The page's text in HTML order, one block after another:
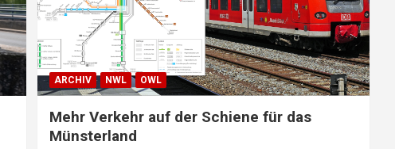
ARCHIV NWL OWL
Mehr Verkehr auf der Schiene für das
Münsterland